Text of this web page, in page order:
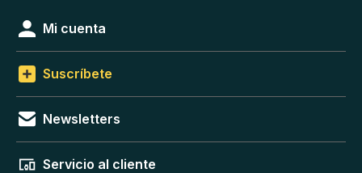
Mi cuenta
Suscríbete
Newsletters
Servicio al cliente